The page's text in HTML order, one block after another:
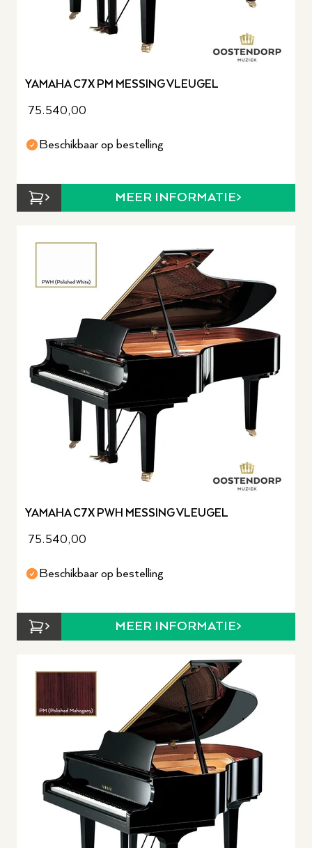
YAMAHA C7X PM MESSING VLEUGEL
75.540,00
Beschikbaar op bestelling
MEER INFORMATIE
YAMAHA C7X PWH MESSING VLEUGEL
75.540,00
Beschikbaar op bestelling
MEER INFORMATIE